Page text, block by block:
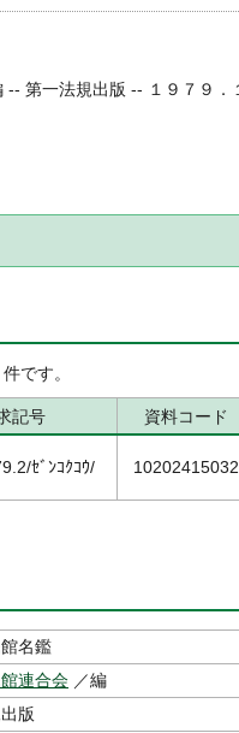
-- 第一法規出版 -- １９７９．
件です。
記号 資料コード
ｾﾞﾝｺｸｺｳ/ 10202415032
名鑑
連合会 ／編
版